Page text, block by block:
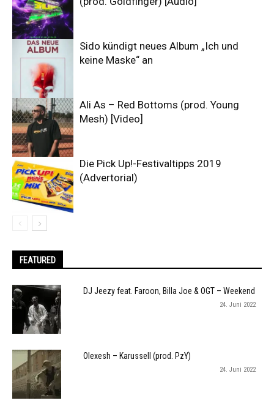
Sido kündigt neues Album „Ich und
keine Maske“ an
Ali As – Red Bottoms (prod. Young
Mesh) [Video]
Die Pick Up!-Festivaltipps 2019
(Advertorial)
FEATURED
DJ Jeezy feat. Faroon, Billa Joe & OGT – Weekend
24. Juni 2022
Olexesh – Karussell (prod. PzY)
24. Juni 2022